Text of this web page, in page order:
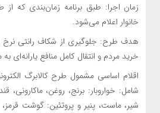
زمان اجرا: طبق برنامه زمان‌بندی که
خانوار اعلام می‌شود.
هدف طرح: جلوگیری از شکاف رانتی
خرید مردم و انتقال کامل منافع یارانه‌ای
شامل: خواروبار: برنج، روغن، ماکارونی،
شیر، ماست، پنیر و پروتئین: گوشت